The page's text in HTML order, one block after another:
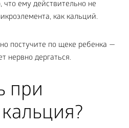
что ему действительно не
как кальций.
постучите по щеке ребенка —
нервно дергаться.
при